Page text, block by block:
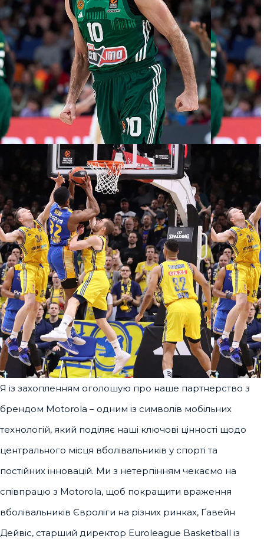
Я із захопленням оголошую про наше партнерство з
брендом Motorola – одним із символів мобільних
технологій, який поділяє наші ключові цінності щодо
центрального місця вболівальників у спорті та
постійних інновацій. Ми з нетерпінням чекаємо на
співпрацю з Motorola, щоб покращити враження
вболівальників Євроліги на різних ринках, Ґавейн
Дейвіс, старший директор Euroleague Basketball із